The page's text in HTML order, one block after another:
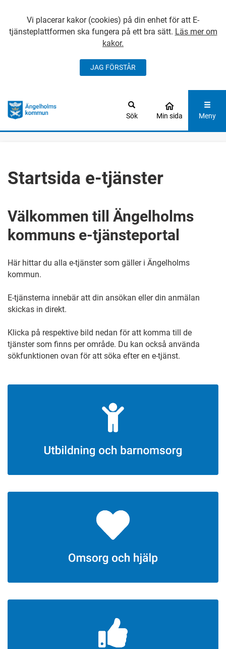
Vi placerar kakor (cookies) på din enhet för att E-
tjänsteplattformen ska fungera på ett bra sätt. Läs mer om
kakor.
JAG FÖRSTÅR
GÅ DIREKT TILL
Sök Min sida Meny
Startsida e-tjänster
Välkommen till Ängelholms
kommuns e-tjänsteportal
Här hittar du alla e-tjänster som gäller i Ängelholms
kommun.
E-tjänsterna innebär att din ansökan eller din anmälan
skickas in direkt.
Klicka på respektive bild nedan för att komma till de
tjänster som finns per område. Du kan också använda
sökfunktionen ovan för att söka efter en e-tjänst.